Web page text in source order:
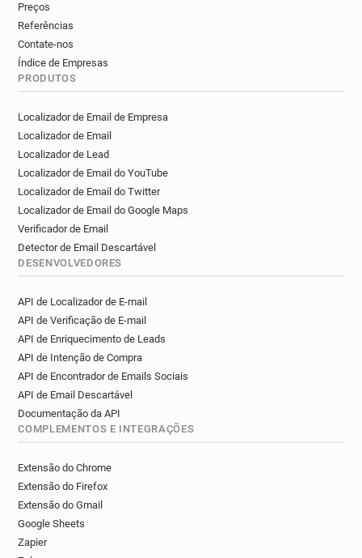
Preços
Referências
Contate-nos
Índice de Empresas
PRODUTOS
Localizador de Email de Empresa
Localizador de Email
Localizador de Lead
Localizador de Email do YouTube
Localizador de Email do Twitter
Localizador de Email do Google Maps
Verificador de Email
Detector de Email Descartável
DESENVOLVEDORES
API de Localizador de E-mail
API de Verificação de E-mail
API de Enriquecimento de Leads
API de Intenção de Compra
API de Encontrador de Emails Sociais
API de Email Descartável
Documentação da API
COMPLEMENTOS E INTEGRAÇÕES
Extensão do Chrome
Extensão do Firefox
Extensão do Gmail
Google Sheets
Zapier